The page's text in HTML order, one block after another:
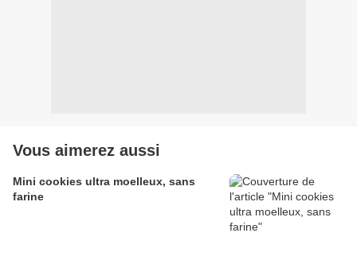
Vous aimerez aussi
Mini cookies ultra moelleux, sans
farine